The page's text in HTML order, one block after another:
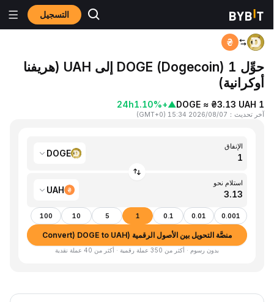
التسجيل المنزٍل DOGE to UAH
حوِّل 1 DOGE (Dogecoin) إلى UAH (هريفنا
أوكرانية)
1 DOGE ≈ ₴3.13 UAH
▲
+1.10%
24h
آخر تحديث：
2026/08/07 15:34
(
GMT+0
)
الإنفاق
DOGE
استلام نحو
UAH
0.001
0.01
0.1
1
5
10
100
منصَّة التحويل بين الأصول الرقمية (Convert) DOGE to UAH
بدون رسوم · أكثر من 350 عملة رقمية · أكثر من 40 عملة نقدية